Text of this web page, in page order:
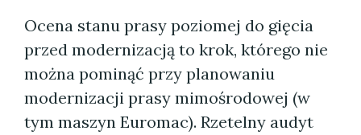
Ocena stanu prasy poziomej do gięcia
przed modernizacją to krok, którego nie
można pominąć przy planowaniu
modernizacji prasy mimośrodowej (w
tym maszyn Euromac). Rzetelny audyt